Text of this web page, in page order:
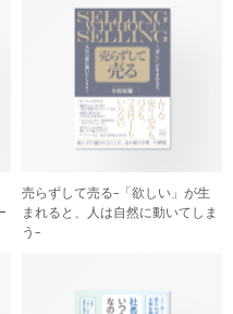
まれると、人は自然に動いてしま
う-